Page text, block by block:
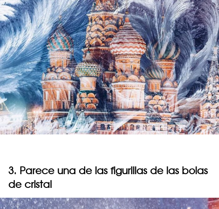
3. Parece una de las figurillas de las bolas
de cristal